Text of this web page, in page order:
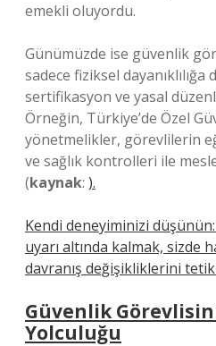
emekli oluyordu.
Günümüzde ise güvenlik
sadece fiziksel dayanıklılığa
sertifikasyon ve yasal
Örneğin, Türkiye’de Özel
yönetmelikler, görevlilerin
ve sağlık kontrolleri ile
(kaynak: ).
Kendi deneyiminizi
uyarı altında kalmak, sizde
davranış değişikliklerini
Güvenlik
Yolculuğu